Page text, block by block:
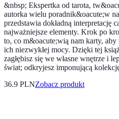
&nbsp; Ekspertka od tarota,
autorka wielu poradnik&oacute;w
przedstawia dokładną interpretację
najważniejsze elementy. Krok po
to, co m&oacute;wią nam karty,
ich niezwykłej mocy. Dzięki tej
zagłębisz się we własne wnętrze i
świat; odkryjesz imponującą
36.9 PLNZobacz produkt